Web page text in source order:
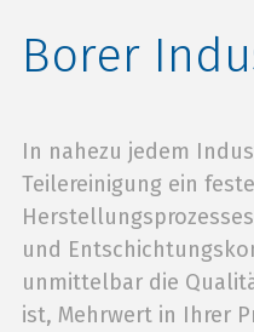
Borer
In nahezu jedem
Teilereinigung ein
und
unmittelbar die
ist, Mehrwert in Ihrer